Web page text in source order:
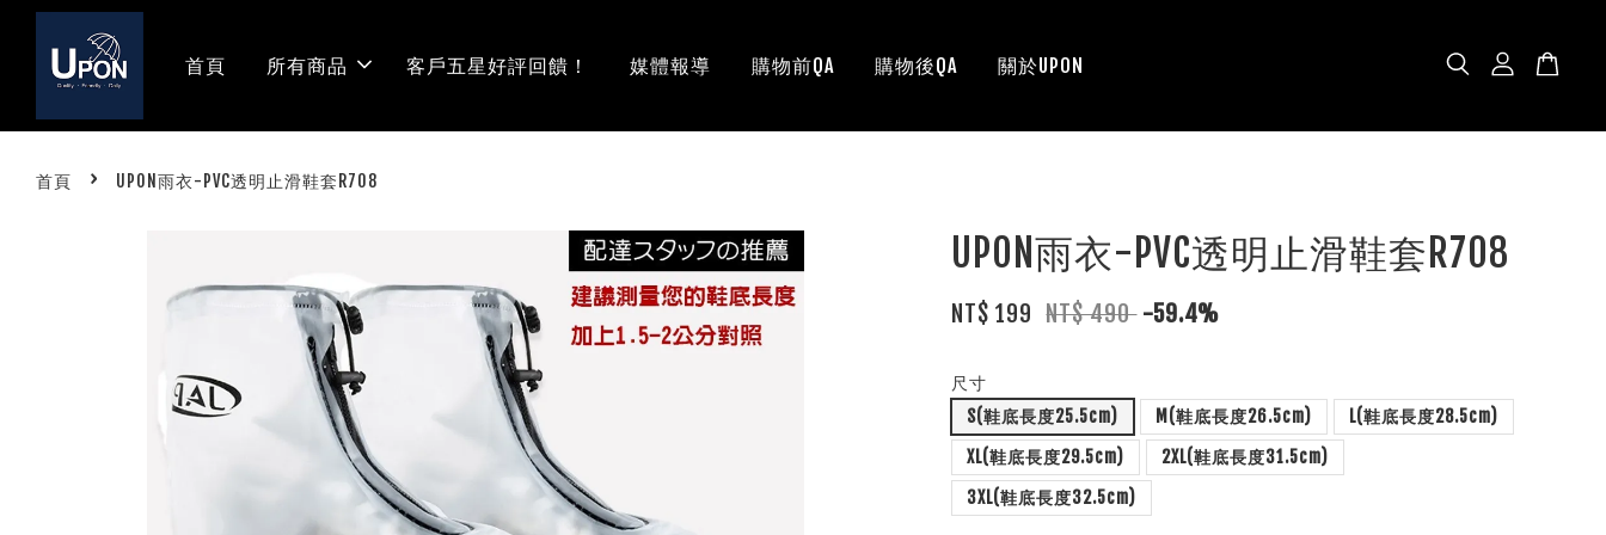
首頁 所有商品 客戶五星好評回饋！ 媒體報導 購物前QA 購物後QA 關於UPON
首頁 › UPON雨衣-PVC透明止滑鞋套R708
UPON雨衣-PVC透明止滑鞋套R708
NT$ 199 NT$ 490 -59.4%
尺寸
S(鞋底長度25.5cm)
M(鞋底長度26.5cm)
L(鞋底長度28.5cm)
XL(鞋底長度29.5cm)
2XL(鞋底長度31.5cm)
3XL(鞋底長度32.5cm)